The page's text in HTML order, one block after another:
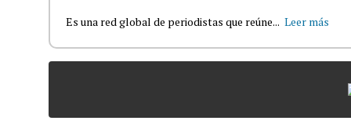
Es una red global de periodistas que reúne... Leer más